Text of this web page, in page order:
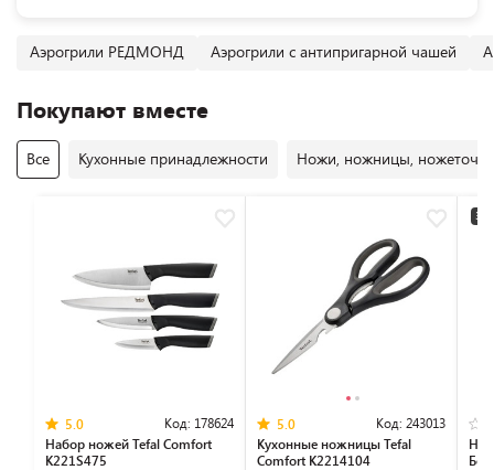
Аэрогрили РЕДМОНД Аэрогрили с антипригарной чашей
Покупают вместе
Все Кухонные принадлежности Ножи, ножницы, ножеточки
5.0 Код: 178624
Набор ножей Tefal Сomfort
K221S475
5.0 Код: 243013
Кухонные ножницы Tefal
Comfort K2214104